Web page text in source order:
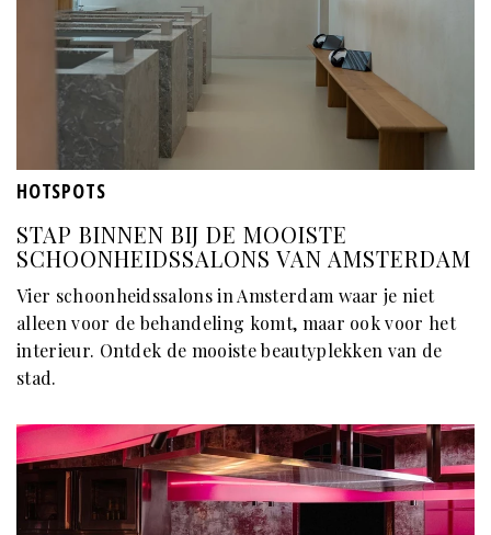
HOTSPOTS
STAP BINNEN BIJ DE MOOISTE
SCHOONHEIDSSALONS VAN AMSTERDAM
Vier schoonheidssalons in Amsterdam waar je niet
alleen voor de behandeling komt, maar ook voor het
interieur. Ontdek de mooiste beautyplekken van de
stad.